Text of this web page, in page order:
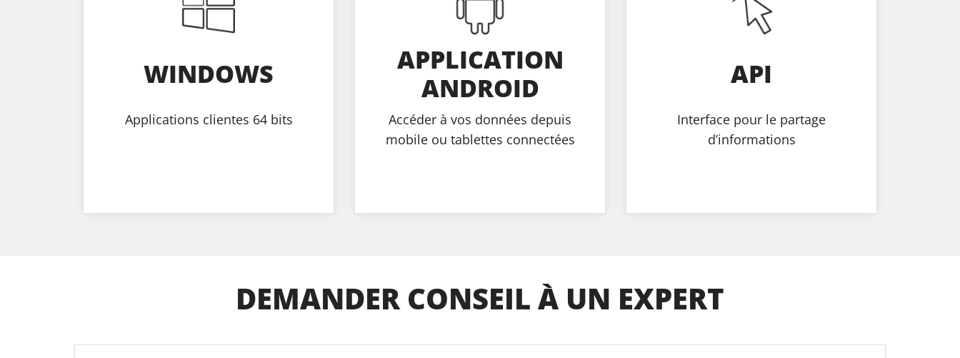
WINDOWS
Applications clientes 64 bits
APPLICATION
ANDROID
Accéder à vos données depuis
mobile ou tablettes connectées
API
Interface pour le partage
d’informations
DEMANDER CONSEIL À UN EXPERT